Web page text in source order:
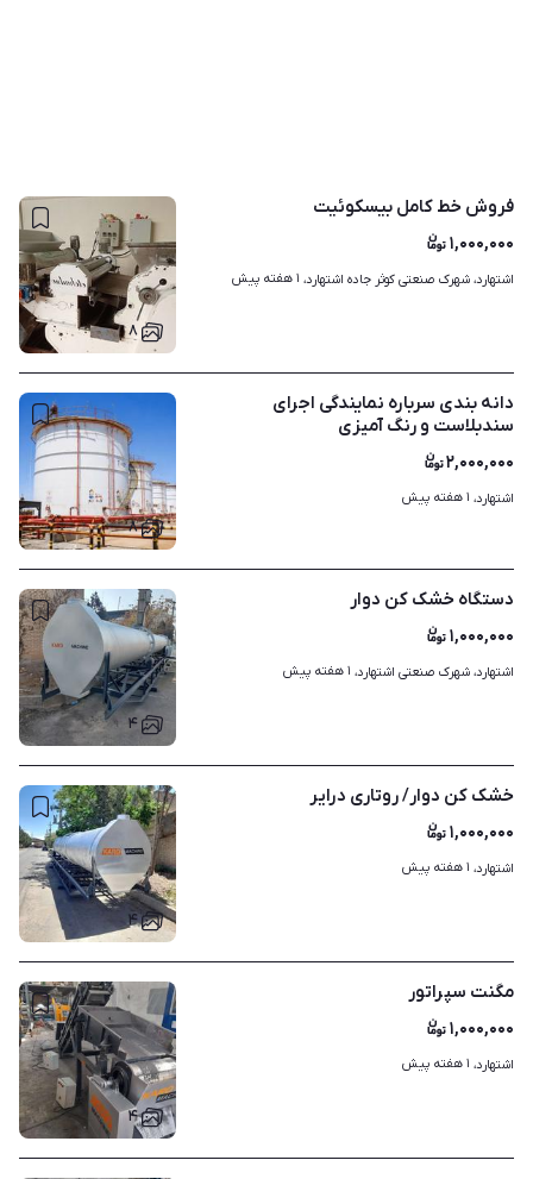
۸
فروش خط کامل بیسکوئیت
۱,۰۰۰,۰۰۰
اشتهارد، شهرک صنعتی کوثر جاده اشتهارد، ۱ هفته پیش
۸
دانه بندی سرباره نمایندگی اجرای
سندبلاست و رنگ آمیزی
۲,۰۰۰,۰۰۰
اشتهارد، ۱ هفته پیش
۴
دستگاه خشک کن دوار
۱,۰۰۰,۰۰۰
اشتهارد، شهرک صنعتی اشتهارد، ۱ هفته پیش
۴
خشک کن دوار/ روتاری درایر
۱,۰۰۰,۰۰۰
اشتهارد، ۱ هفته پیش
۴
مگنت سپراتور
۱,۰۰۰,۰۰۰
اشتهارد، ۱ هفته پیش